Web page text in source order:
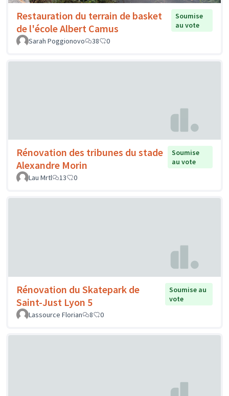
Restauration du terrain de basket
de l'école Albert Camus
Soumise
au vote
Sarah Poggionovo
38 0
Rénovation des tribunes du stade
Alexandre Morin
Soumise
au vote
Lau Mrtl
13 0
Rénovation du Skatepark de
Saint-Just Lyon 5
Soumise au
vote
Lassource Florian
8 0